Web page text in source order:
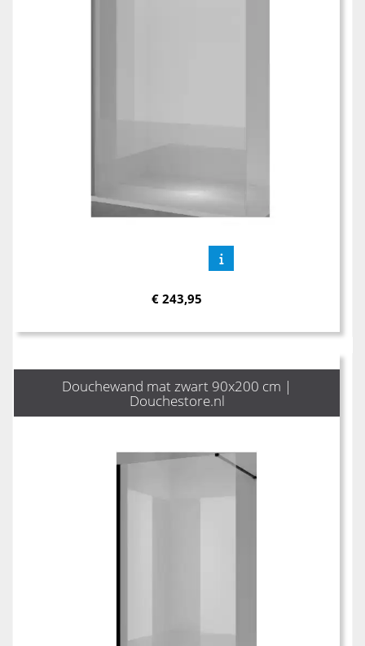
€ 243,95
Douchewand mat zwart 90x200 cm |
Douchestore.nl